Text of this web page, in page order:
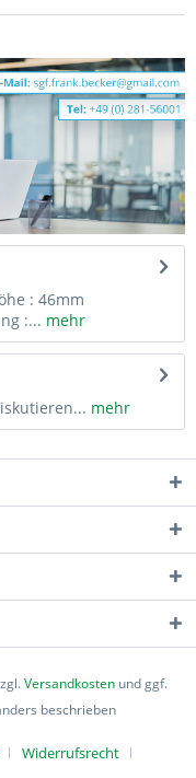
: 46mm
:... mehr
mehr
Versandkosten und ggf.
beschrieben
Widerrufsrecht